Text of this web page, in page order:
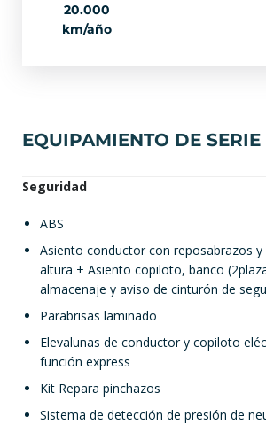
20.000
km/año
EQUIPAMIENTO DE SERIE
Seguridad
ABS
Asiento conductor con reposabrazos
altura + Asiento copiloto, banco
almacenaje y aviso de cinturón de
Parabrisas laminado
Elevalunas de conductor y copiloto
función express
Kit Repara pinchazos
Sistema de detección de presión de